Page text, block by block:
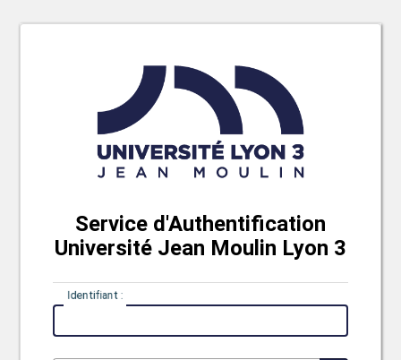
Service d'Authentification
Université Jean Moulin Lyon 3
Identifiant :